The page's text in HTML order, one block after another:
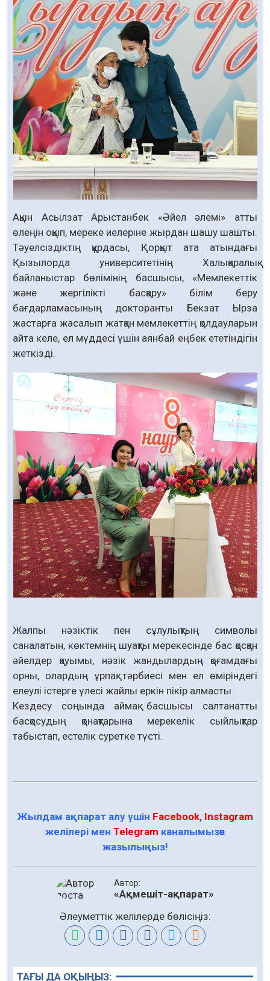
Ақын Асылзат Арыстанбек «Әйел әлемі» атты
өлеңін оқып, мереке иелеріне жырдан шашу шашты.
Тәуелсіздіктің құрдасы, Қорқыт ата атындағы
Қызылорда университетінің Халықаралық
байланыстар бөлімінің басшысы, «Мемлекеттік
және жергілікті басқару» білім беру
бағдарламасының докторанты Бекзат Ырза
жастарға жасалып жатқан мемлекеттің қолдауларын
айта келе, ел мүддесі үшін аянбай еңбек ететіндігін
жеткізді.
Жалпы нәзіктік пен сұлулықтың символы
саналатын, көктемнің шуақты мерекесінде бас қосқан
әйелдер қауымы, нәзік жандылардың қоғамдағы
орны, олардың ұрпақ тәрбиесі мен ел өміріндегі
елеулі істерге үлесі жайлы еркін пікір алмасты.
Кездесу соңында аймақ басшысы салтанатты
басқосудың қонақтарына мерекелік сыйлықтар
табыстап, естелік суретке түсті.
Жылдам ақпарат алу үшін Facebook, Instagram
желілері мен Telegram каналымызға
жазылыңыз!
Автор:
«Ақмешіт-ақпарат»
Әлеуметтік желілерде бөлісіңіз:
ТАҒЫ ДА ОҚЫҢЫЗ: